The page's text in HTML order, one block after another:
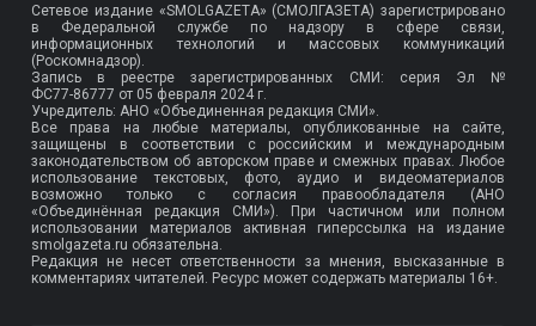
Сетевое издание «SMOLGAZETA» (СМОЛГАЗЕТА) зарегистрировано
в Федеральной службе по надзору в сфере связи,
информационных технологий и массовых коммуникаций
(Роскомнадзор).
Запись в реестре зарегистрированных СМИ: серия Эл №
ФС77-86777 от 05 февраля 2024 г.
Учредитель: АНО «Объединенная редакция СМИ».
Все права на любые материалы, опубликованные на сайте,
защищены в соответствии с российским и международным
законодательством об авторском праве и смежных правах. Любое
использование текстовых, фото, аудио и видеоматериалов
возможно только с согласия правообладателя (АНО
«Объединённая редакция СМИ»). При частичном или полном
использовании материалов активная гиперссылка на издание
smolgazeta.ru обязательна.
Редакция не несет ответственности за мнения, высказанные в
комментариях читателей. Ресурс может содержать материалы 16+.